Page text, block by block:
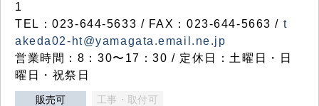
1
TEL：023-644-5633 / FAX：023-644-5663 / t
akeda02-ht@yamagata.email.ne.jp
営業時間：8：30〜17：30 / 定休日：土曜日・日
曜日・祝祭日
販売可 工事・取付可